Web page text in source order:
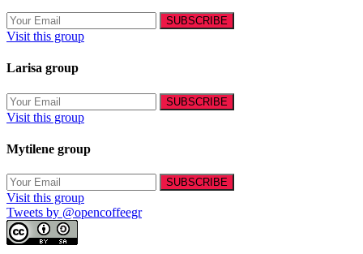
Visit this group
Larisa group
Visit this group
Mytilene group
Visit this group
Tweets by @opencoffeegr